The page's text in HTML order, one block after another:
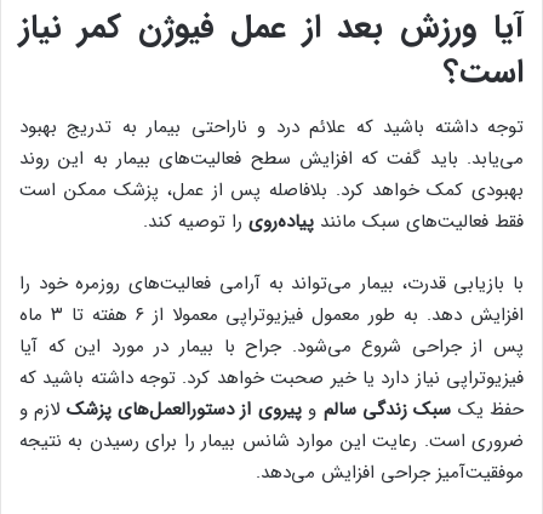
آیا ورزش بعد از عمل فیوژن کمر نیاز
است؟
توجه داشته باشید که علائم درد و ناراحتی بیمار به تدریج بهبود
می‌یابد. باید گفت که افزایش سطح فعالیت‌های بیمار به این روند
بهبودی کمک خواهد کرد. بلافاصله پس از عمل، پزشک ممکن است
فقط فعالیت‌های سبک مانند پیاده‌روی را توصیه کند.
با بازیابی قدرت، بیمار می‌تواند به آرامی فعالیت‌های روزمره خود را
افزایش دهد. به طور معمول فیزیوتراپی معمولا از ۶ هفته تا ۳ ماه
پس از جراحی شروع می‌شود. جراح با بیمار در مورد این که آیا
فیزیوتراپی نیاز دارد یا خیر صحبت خواهد کرد. توجه داشته باشید که
حفظ یک سبک زندگی سالم وپیروی از دستورالعمل‌های پزشک لازم و
ضروری است. رعایت این موارد شانس بیمار را برای رسیدن به نتیجه
موفقیت‌آمیز جراحی افزایش می‌دهد.